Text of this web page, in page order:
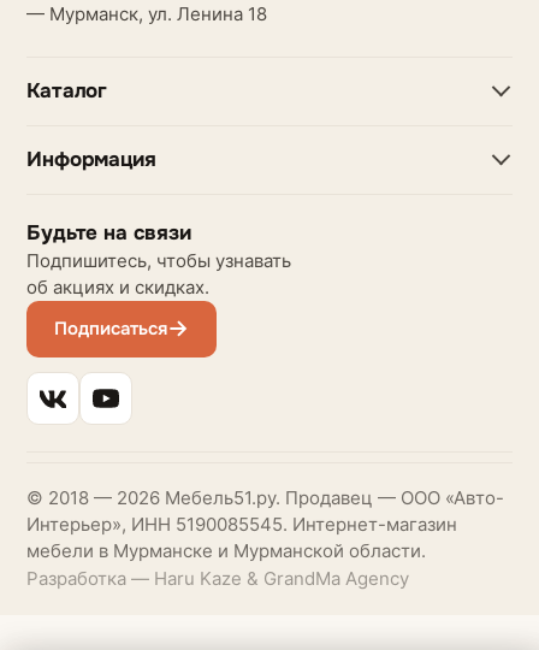
— Мурманск, ул. Ленина 18
Каталог
Информация
Будьте на связи
Подпишитесь, чтобы узнавать
об акциях и скидках.
Подписаться
© 2018 — 2026 Мебель51.ру. Продавец — ООО «Авто-
Интерьер», ИНН 5190085545. Интернет-магазин
мебели в Мурманске и Мурманской области.
Разработка — Haru Kaze & GrandMa Agency